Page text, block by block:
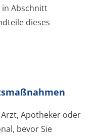
Abschnitt
dieses
Apotheker oder
bevor Sie